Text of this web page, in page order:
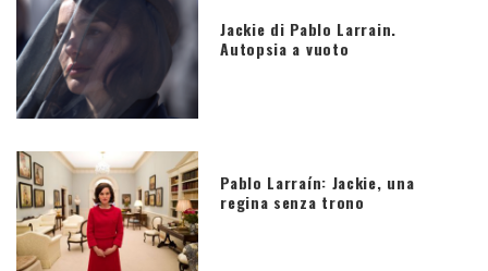
Jackie di Pablo Larrain.
Autopsia a vuoto
Pablo Larraín: Jackie, una
regina senza trono